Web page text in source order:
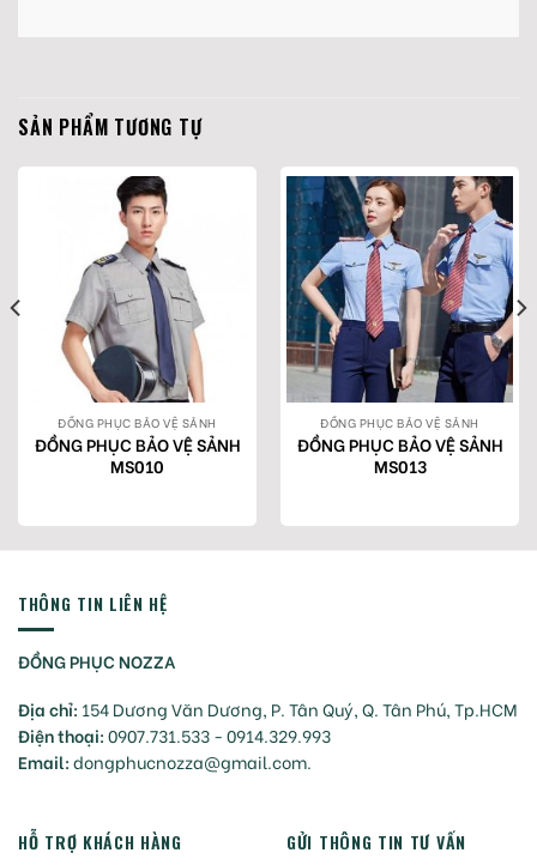
SẢN PHẨM TƯƠNG TỰ
ĐỒNG PHỤC BẢO VỆ SẢNH
ĐỒNG PHỤC BẢO VỆ SẢNH
MS010
ĐỒNG PHỤC BẢO VỆ SẢNH
ĐỒNG PHỤC BẢO VỆ SẢNH
MS013
THÔNG TIN LIÊN HỆ
ĐỒNG PHỤC NOZZA
Địa chỉ: 154 Dương Văn Dương, P. Tân Quý, Q. Tân Phú, Tp.HCM
Điện thoại:0907.731.533 - 0914.329.993
Email:dongphucnozza@gmail.com.
HỖ TRỢ KHÁCH HÀNG GỬI THÔNG TIN TƯ VẤN